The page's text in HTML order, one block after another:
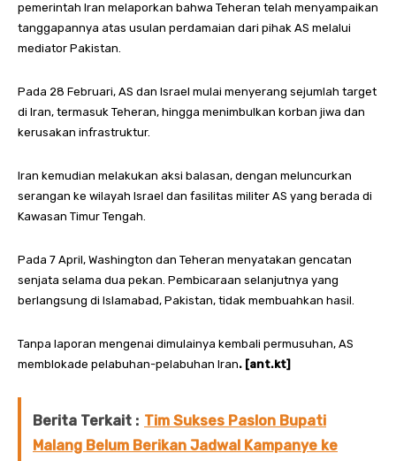
pemerintah Iran melaporkan bahwa Teheran telah menyampaikan
tanggapannya atas usulan perdamaian dari pihak AS melalui
mediator Pakistan.
Pada 28 Februari, AS dan Israel mulai menyerang sejumlah target
di Iran, termasuk Teheran, hingga menimbulkan korban jiwa dan
kerusakan infrastruktur.
Iran kemudian melakukan aksi balasan, dengan meluncurkan
serangan ke wilayah Israel dan fasilitas militer AS yang berada di
Kawasan Timur Tengah.
Pada 7 April, Washington dan Teheran menyatakan gencatan
senjata selama dua pekan. Pembicaraan selanjutnya yang
berlangsung di Islamabad, Pakistan, tidak membuahkan hasil.
Tanpa laporan mengenai dimulainya kembali permusuhan, AS
memblokade pelabuhan-pelabuhan Iran. [ant.kt]
Berita Terkait : Tim Sukses Paslon Bupati
Malang Belum Berikan Jadwal Kampanye ke